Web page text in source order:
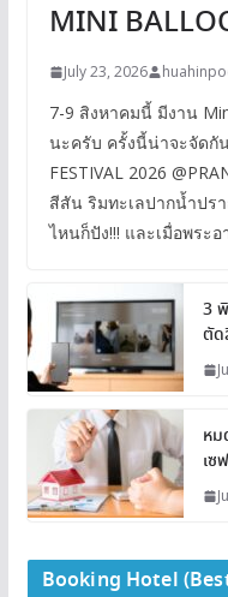
MINI
July 23, 2026
7-9 สิงหาคมนี้ มีงาน
นะครับ ครั้งนี้น่าจะจัดกั
FESTIVAL 2026
สีสัน ริมทะเลปากน้ำปร
ไหนก็ปัง!!! และเมื่อพระ
3
ตัด
หม
เซ
Booking Hotel